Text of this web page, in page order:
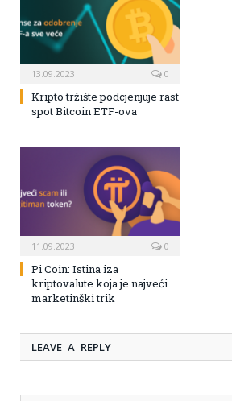
13.09.2023 0
Kripto tržište podcjenjuje rast
spot Bitcoin ETF-ova
11.09.2023 0
Pi Coin: Istina iza
kriptovalute koja je najveći
marketinški trik
LEAVE A REPLY